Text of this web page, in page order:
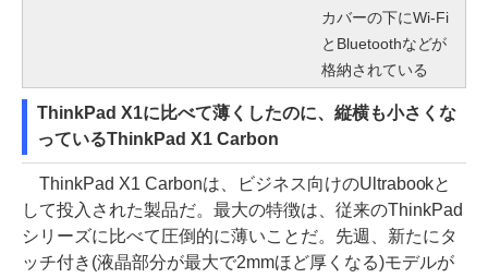
カバーの下にWi-Fi
とBluetoothなどが
格納されている
ThinkPad X1に比べて薄くしたのに、縦横も小さくな
っているThinkPad X1 Carbon
ThinkPad X1 Carbonは、ビジネス向けのUltrabookと
して投入された製品だ。最大の特徴は、従来のThinkPad
シリーズに比べて圧倒的に薄いことだ。先週、新たにタ
ッチ付き(液晶部分が最大で2mmほど厚くなる)モデルが